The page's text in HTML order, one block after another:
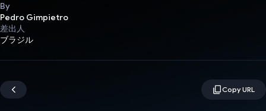
By
Pedro Gimpietro
差出人
ブラジル